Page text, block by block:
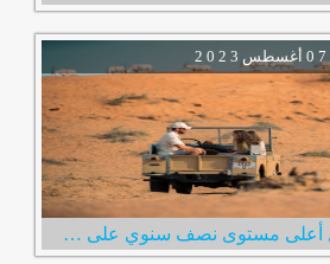
2 0 2 3 0 7
رأس الخيمة تسجل أعلى مستوى نصف سنوي على الإطلاق في عدد الزوار الإمارة استقبلت 600 ألف زائر خلال النصف الأول من العام